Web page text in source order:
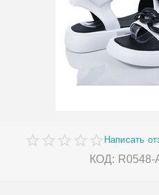
Написать
КОД: R0548-